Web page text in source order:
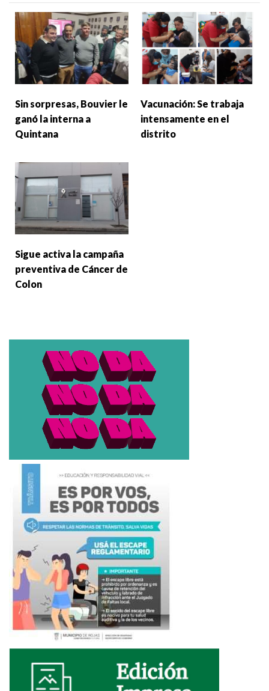
Sin sorpresas, Bouvier le
ganó la interna a
Quintana
Vacunación: Se trabaja
intensamente en el
distrito
Sigue activa la campaña
preventiva de Cáncer de
Colon